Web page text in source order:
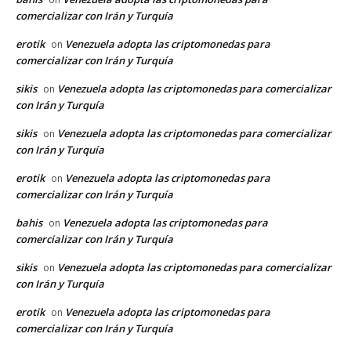
comercializar con Irán y Turquía
erotik on Venezuela adopta las criptomonedas para
comercializar con Irán y Turquía
sikis on Venezuela adopta las criptomonedas para comercializar
con Irán y Turquía
sikis on Venezuela adopta las criptomonedas para comercializar
con Irán y Turquía
erotik on Venezuela adopta las criptomonedas para
comercializar con Irán y Turquía
bahis on Venezuela adopta las criptomonedas para
comercializar con Irán y Turquía
sikis on Venezuela adopta las criptomonedas para comercializar
con Irán y Turquía
erotik on Venezuela adopta las criptomonedas para
comercializar con Irán y Turquía